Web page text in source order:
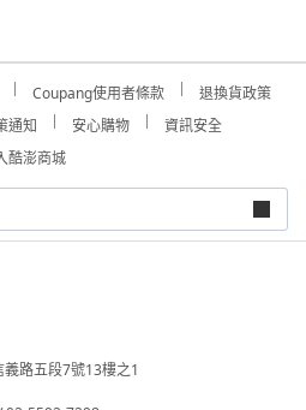
Coupang使用者條款
退換貨政策
通知 安心購物
資訊安全
酷澎商城
路五段7號13樓之1